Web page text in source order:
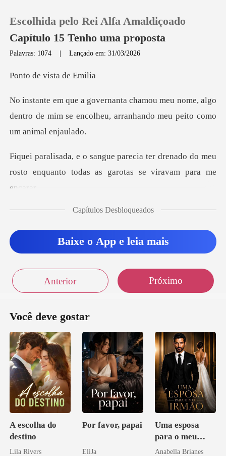
Loja
Histórico
Sair
Escolhida pelo Rei Alfa Amaldiçoado
Capítulo 15 Tenho uma proposta
Palavras: 1074 |Lançado em: 31/03/2026
vista d
nome, algo
dentro de mim se encolheu, arr
er drenado do meu
rosto enquanto todas
nta era fino, educad
mi
Capítulos Desbloqueados
Baixe o App e leia mais
Anterior Próximo
Você deve gostar
A escolha do
destino
Lila Rivers
Por favor, papai
EliJa
Uma esposa
para o meu
irmão
Anabella Brianes